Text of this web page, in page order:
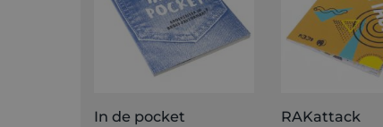
In de pocket
RAKattack